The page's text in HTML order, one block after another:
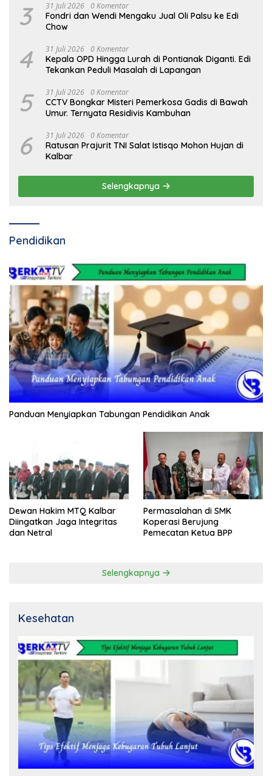
3 31 Juli 2026 0 Komentar
Fondri dan Wendi Mengaku Jual Oli Palsu ke Edi
Chow
4 31 Juli 2026 0 Komentar
Kepala OPD Hingga Lurah di Pontianak Diganti. Edi
Tekankan Peduli Masalah di Lapangan
5 31 Juli 2026 0 Komentar
CCTV Bongkar Misteri Pemerkosa Gadis di Bawah
Umur. Ternyata Residivis Kambuhan
6 31 Juli 2026 0 Komentar
Ratusan Prajurit TNI Salat Istisqo Mohon Hujan di
Kalbar
Selengkapnya
Pendidikan
Panduan Menyiapkan Tabungan Pendidikan Anak
Dewan Hakim MTQ Kalbar
Diingatkan Jaga Integritas
dan Netral
Permasalahan di SMK
Koperasi Berujung
Pemecatan Ketua BPP
Selengkapnya
Kesehatan